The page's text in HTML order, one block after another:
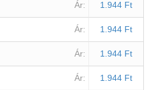
Ár: 1.944 Ft
Ár: 1.944 Ft
Ár: 1.944 Ft
Ár: 1.944 Ft